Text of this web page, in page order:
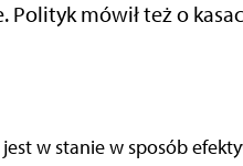
Polityk mówił też o
w stanie w sposób